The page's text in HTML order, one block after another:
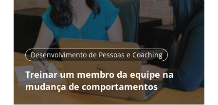
Desenvolvimento de Pessoas e Coaching
Treinar um membro da equipe na
mudança de comportamentos